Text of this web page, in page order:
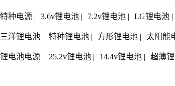
特种电源 | 3.6v锂电池 | 7.2v锂电池 | LG锂电池 |
三洋锂电池 | 特种锂电池 | 方形锂电池 | 太阳能
锂电池电源 | 25.2v锂电池 | 14.4v锂电池 | 超薄